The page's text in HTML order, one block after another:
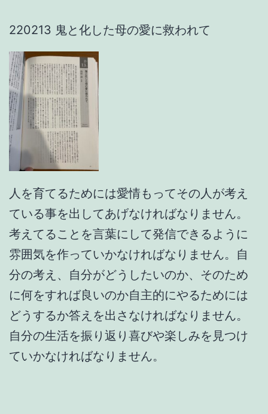
220213 鬼と化した母の愛に救われて
人を育てるためには愛情もってその人が考え
ている事を出してあげなければなりません。
考えてることを言葉にして発信できるように
雰囲気を作っていかなければなりません。自
分の考え、自分がどうしたいのか、そのため
に何をすれば良いのか自主的にやるためには
どうするか答えを出さなければなりません。
自分の生活を振り返り喜びや楽しみを見つけ
ていかなければなりません。